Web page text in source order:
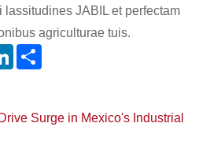
lassitudines JABIL et perfectam
agriculturae tuis.
LinkedIn
Surge in Mexico's Industrial